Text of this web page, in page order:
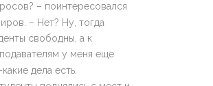
– поинтересовался
– Нет? Ну, тогда
свободны, а к
у меня еще
дела есть.